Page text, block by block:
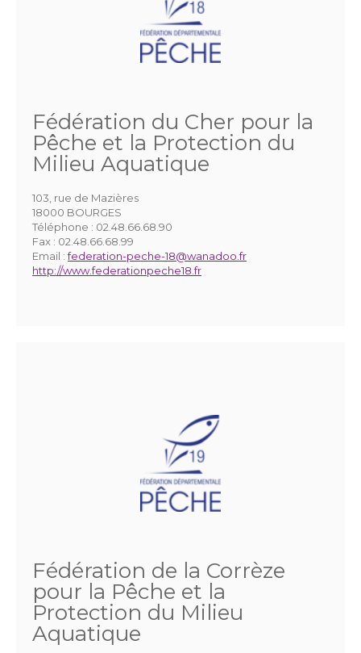
Fédération du Cher pour la
Pêche et la Protection du
Milieu Aquatique
103, rue de Mazières
18000 BOURGES
Téléphone : 02.48.66.68.90
Fax : 02.48.66.68.99
Email :federation-peche-18@wanadoo.fr
http://www.federationpeche18.fr
Fédération de la Corrèze
pour la Pêche et la
Protection du Milieu
Aquatique